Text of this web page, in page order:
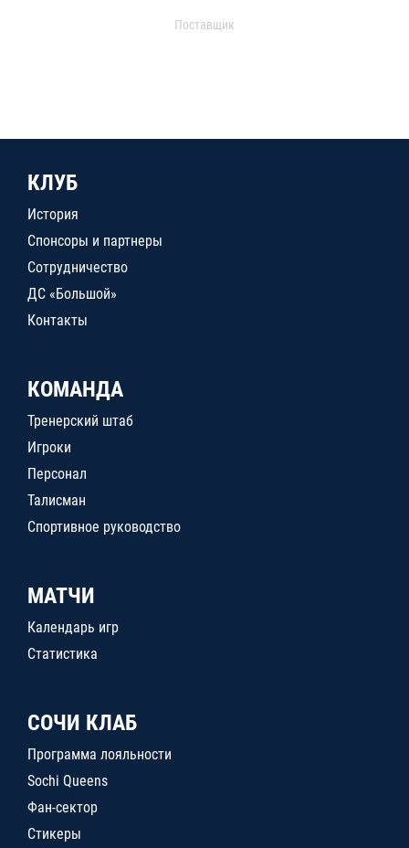
Поставщик
КЛУБ
История
Спонсоры и партнеры
Сотрудничество
ДС «Большой»
Контакты
КОМАНДА
Тренерский штаб
Игроки
Персонал
Талисман
Спортивное руководство
МАТЧИ
Календарь игр
Статистика
СОЧИ КЛАБ
Программа лояльности
Sochi Queens
Фан-сектор
Стикеры